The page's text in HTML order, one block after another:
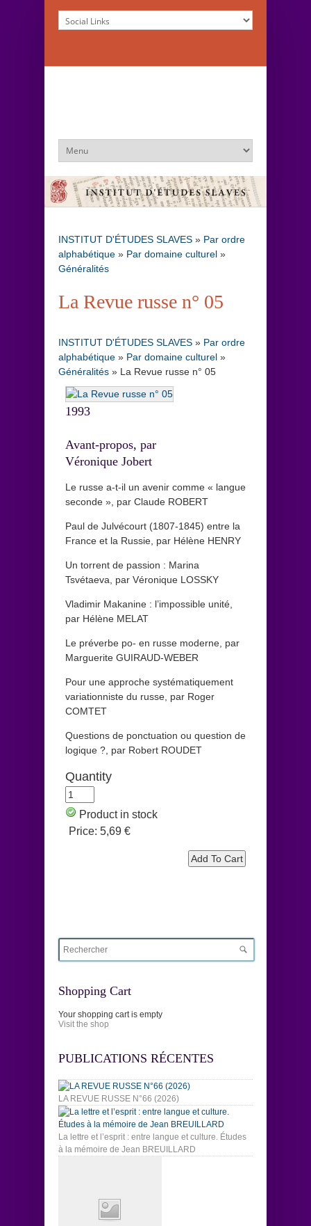
INSTITUT D'ÉTUDES SLAVES » Par ordre
alphabétique » Par domaine culturel »
Généralités
La Revue russe n° 05
INSTITUT D'ÉTUDES SLAVES » Par ordre
alphabétique » Par domaine culturel »
Généralités » La Revue russe n° 05
1993
Avant-propos, par
Véronique Jobert
Le russe a-t-il un avenir comme « langue
seconde », par Claude ROBERT
Paul de Julvécourt (1807-1845) entre la
France et la Russie, par Hélène HENRY
Un torrent de passion : Marina
Tsvétaeva, par Véronique LOSSKY
Vladimir Makanine : l’impossible unité,
par Hélène MELAT
Le préverbe po- en russe moderne, par
Marguerite GUIRAUD-WEBER
Pour une approche systématiquement
variationniste du russe, par Roger
COMTET
Questions de ponctuation ou question de
logique ?, par Robert ROUDET
Quantity
Product in stock
Price: 5,69 €
Shopping Cart
Your shopping cart is empty
Visit the shop
PUBLICATIONS RÉCENTES
LA REVUE RUSSE N°66 (2026)
La lettre et l’esprit : entre langue et culture. Études
à la mémoire de Jean BREUILLARD